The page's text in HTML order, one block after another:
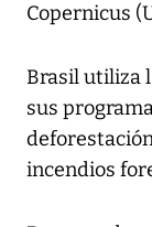
Copernicus
Brasil utiliza
sus
incendios